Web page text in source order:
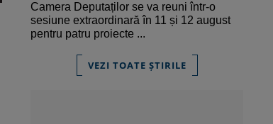
Camera Deputaților se va reuni într-o
sesiune extraordinară în 11 și 12 august
pentru patru proiecte ...
VEZI TOATE ȘTIRILE